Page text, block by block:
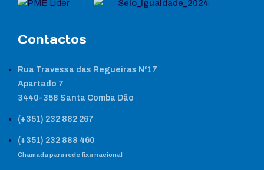
Contactos
Rua Travessa das Regueiras Nº17
Apartado 7
3440-358 Santa Comba Dão
(+351) 232 882 267
(+351) 232 888 460
Chamada para rede fixa nacional